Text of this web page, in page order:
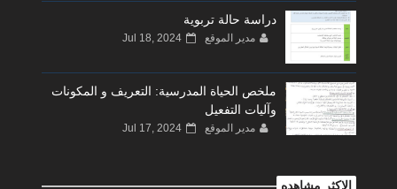
دراسة حالة تربوية
مدير الموقع Jul 18, 2024
ملخص الحياة المدرسية: التعريف و المكونات
وآليات التفعيل
مدير الموقع Jul 17, 2024
الاكثر مشاهده